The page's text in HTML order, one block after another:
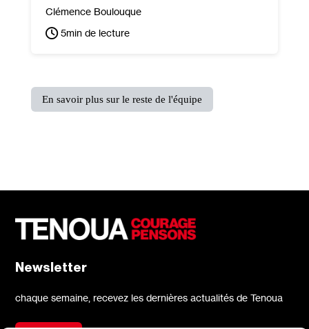
Clémence Boulouque
5min de lecture
En savoir plus sur le reste de l'équipe
Newsletter
chaque semaine, recevez les dernières actualités de Tenoua